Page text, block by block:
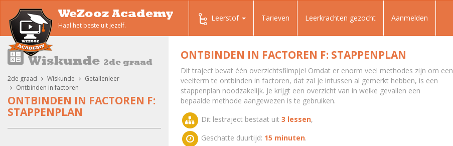
WeZooz Academy
Haal het beste uit jezelf.
Leerstof Tarieven Leerkrachten gezocht Aanmelden
Wiskunde 2de graad
2de graad Wiskunde
Getallenleer
Ontbinden in factoren
ONTBINDEN IN FACTOREN F:
STAPPENPLAN
ONTBINDEN IN FACTOREN F: STAPPENPLAN
Dit traject bevat één overzichtsfilmpje! Omdat er enorm veel methodes zijn om een
veelterm te ontbinden in factoren, dat zal je intussen al gemerkt hebben, is een
stappenplan noodzakelijk. Je krijgt een overzicht van in welke gevallen een
bepaalde methode aangewezen is te gebruiken.
Dit lestraject bestaat uit3 lessen,
Geschatte duurtijd: 15 minuten.